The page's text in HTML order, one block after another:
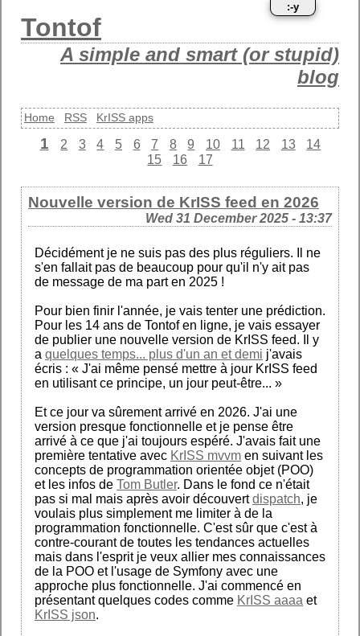
Tontof
A simple and smart (or stupid)
blog
Home RSS KrISS apps
:-y
1 2 3 4 5 6 7 8 9 10 11 12 13
14
15
16 17
Nouvelle version de KrISS feed en 2026
Wed 31 December 2025 - 13:37
Décidément je ne suis pas des plus réguliers. Il ne
s'en fallait pas de beaucoup pour qu'il n'y ait pas
de message de ma part en 2025 !
Pour bien finir l'année, je vais tenter une prédiction.
Pour les 14 ans de Tontof en ligne, je vais essayer
de publier une nouvelle version de KrISS feed. Il y
a quelques temps... plus d'un an et demi j'avais
écris : « J'ai même pensé mettre à jour KrISS feed
en utilisant ce principe, un jour peut-être... »
Et ce jour va sûrement arrivé en 2026. J'ai une
version presque fonctionnelle et je pense être
arrivé à ce que j'ai toujours espéré. J'avais fait une
première tentative avec KrISS mvvm en suivant les
concepts de programmation orientée objet (POO)
et les infos de Tom Butler. Dans le fond ce n'était
pas si mal mais après avoir découvertdispatch, je
voulais plus simplement me limiter à de la
programmation fonctionnelle. C'est sûr que c'est à
contre-courant de toutes les tendances actuelles
mais dans l'esprit je veux allier mes connaissances
de la POO et l'usage de Symfony avec une
approche plus fonctionnelle. J'ai commencé en
présentant quelques codes comme KrISS aaaa et
KrISS json.